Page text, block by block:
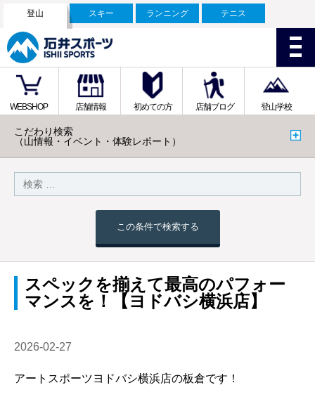
登山 スキー ランニング テニス
WEBSHOP 店舗情報 初めての方 店舗ブログ 登山学校
こだわり検索
（山情報・イベント・体験レポート）
この条件で検索する
スペックを揃えて最高のパフォー
マンスを！【ヨドバシ横浜店】
2026-02-27
アートスポーツヨドバシ横浜店の板倉です！